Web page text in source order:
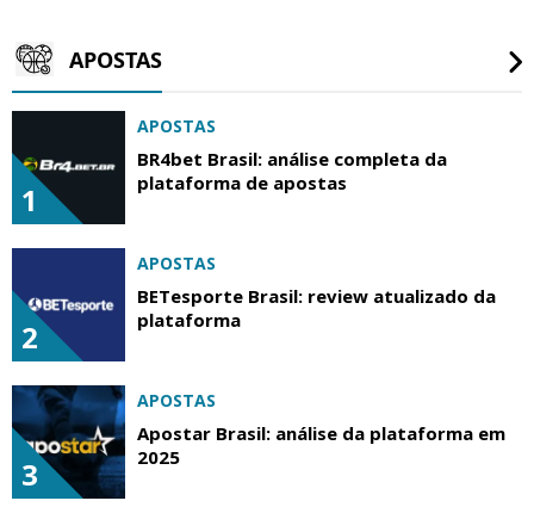
APOSTAS
1
APOSTAS
BR4bet Brasil: análise completa da
plataforma de apostas
2
APOSTAS
BETesporte Brasil: review atualizado da
plataforma
3
APOSTAS
Apostar Brasil: análise da plataforma em
2025